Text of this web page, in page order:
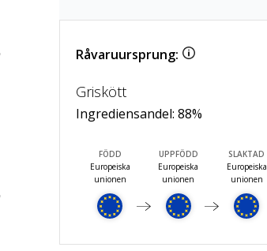
Råvaruursprung:
Griskött
Ingrediensandel: 88%
FÖDD
Europeiska
unionen
UPPFÖDD
Europeiska
unionen
SLAKTAD
Europeiska
unionen